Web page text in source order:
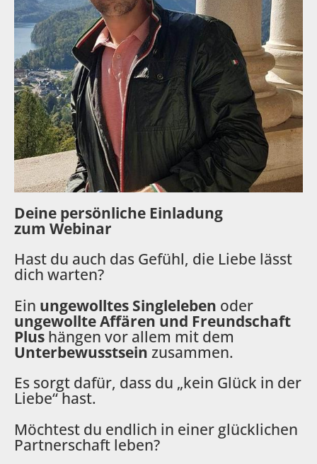
Deine persönliche Einladung
zum Webinar
Hast du auch das Gefühl, die Liebe lässt
dich warten?
Ein ungewolltes Singleleben
ungewollte Affären und Freundschaft
Plus
Unterbewusstsein zusammen.
Es sorgt dafür, dass du „kein Glück in der
Liebe“ hast.
Möchtest du endlich in einer glücklichen
Partnerschaft leben?